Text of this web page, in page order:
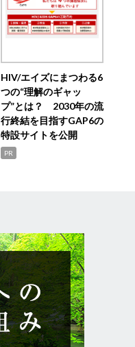
HIV/エイズにまつわる6
つの“理解のギャッ
プ”とは？ 2030年の流
行終結を目指すGAP6の
特設サイトを公開
PR